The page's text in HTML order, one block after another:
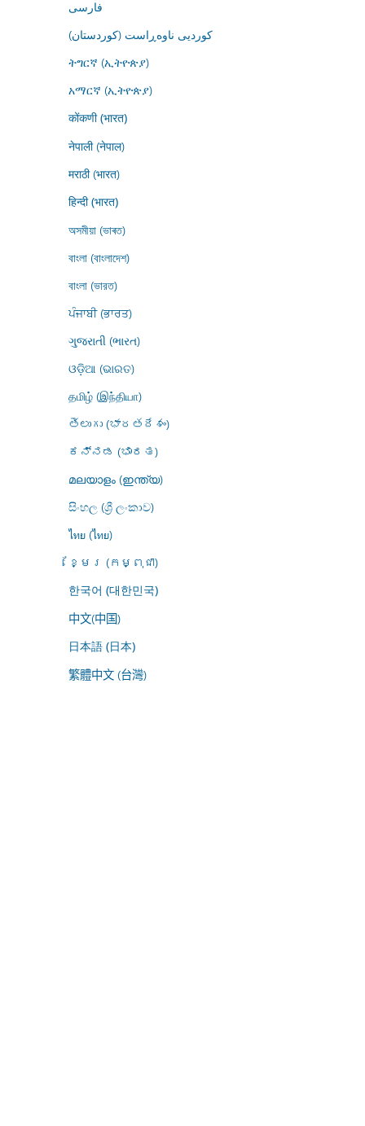
فارسى
کوردیی ناوەڕاست (کوردستان)
ትግርኛ (ኢትዮጵያ)
አማርኛ (ኢትዮጵያ)
कोंकणी (भारत)
नेपाली (नेपाल)
मराठी (भारत)
हिन्दी (भारत)
অসমীয়া (ভাৰত)
বাংলা (বাংলাদেশ)
বাংলা (ভারত)
ਪੰਜਾਬੀ (ਭਾਰਤ)
ગુજરાતી (ભારત)
ଓଡ଼ିଆ (ଭାରତ)
தமிழ் (இந்தியா)
తెలుగు (భారతదేశం)
ಕನ್ನಡ (ಭಾರತ)
മലയാളം (ഇന്ത്യ)
සිංහල (ශ්‍රී ලංකාව)
ไทย (ไทย)
ខ្មែរ (កម្ពុជា)
한국어 (대한민국)
中文(中国)
日本語 (日本)
繁體中文 (台灣)